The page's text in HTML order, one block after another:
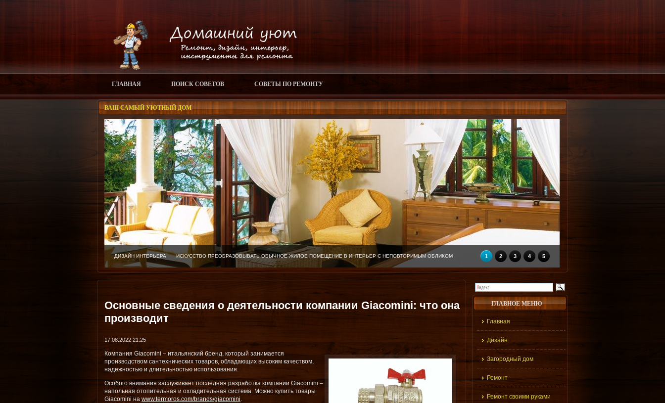
ГЛАВНАЯ ПОИСК СОВЕТОВ СОВЕТЫ ПО РЕМОНТУ
ВАШ САМЫЙ УЮТНЫЙ ДОМ
ДИЗАЙН ИНТЕРЬЕРА ИСКУССТВО ПРЕОБРАЗОВЫВАТЬ ОБЫЧНОЕ ЖИЛОЕ ПОМЕЩЕНИЕ В ИНТЕРЬЕР С НЕПОВТОРИМЫМ ОБЛИКОМ 1 2 3 4 5
Основные сведения о деятельности компании Giacomini: что она
производит
17.08.2022 21:25
Компания Giacomini – итальянский бренд, который занимается
производством сантехнических товаров, обладающих высоким качеством,
надежностью и длительностью использования.
Особого внимания заслуживает последняя разработка компании Giacomini –
напольная отопительная и охладительная система. Можно купить товары
Giacomini на www.termoros.com/brands/giacomini.
ГЛАВНОЕ МЕНЮ
Главная
Дизайн
Загородный дом
Ремонт
Ремонт своими руками